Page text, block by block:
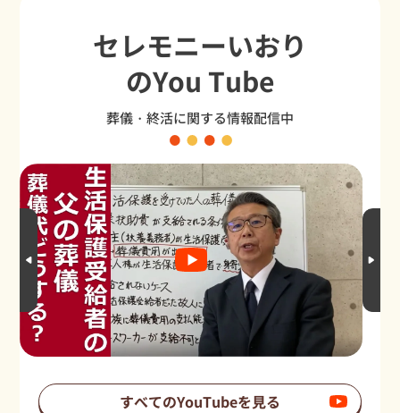
セレモニーいおり
のYou Tube
葬儀・終活に関する情報配信中
すべてのYouTubeを見る